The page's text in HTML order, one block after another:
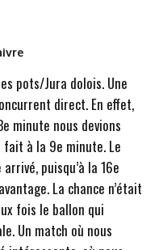
pots/Jura dolois. Une
direct. En effet,
minute nous devions
à la 9e minute. Le
puisqu’à la 16e
La chance n’était
fois le ballon qui
Un match où nous